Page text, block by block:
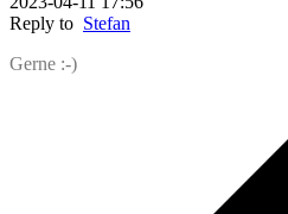
Reply to Stefan
Gerne :-)